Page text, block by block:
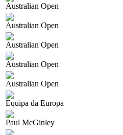
Australian Open
Australian Open
Australian Open
Australian Open
Australian Open
Equipa da Europa
Paul McGinley